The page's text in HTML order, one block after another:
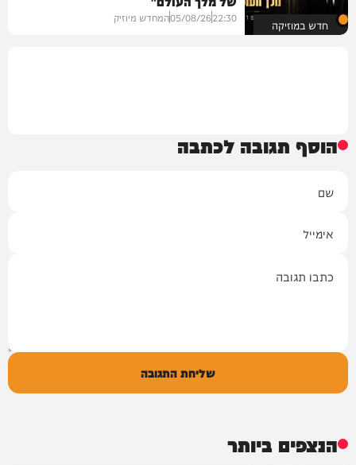
חדש במוזיקה 22:30
05/08/26המחדש מיוזיק
הוסף תגובה לכתבה
שליחת התגובה
הנצפים ביותר